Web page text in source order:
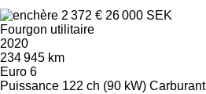
2 372 € 26 000 SEK
Fourgon utilitaire
2020
234 945 km
Euro 6
Puissance 122 ch (90 kW) Carburant